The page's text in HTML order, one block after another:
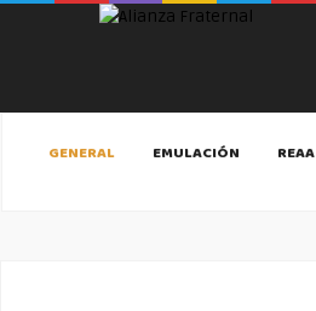
GENERAL EMULACIÓN REAA